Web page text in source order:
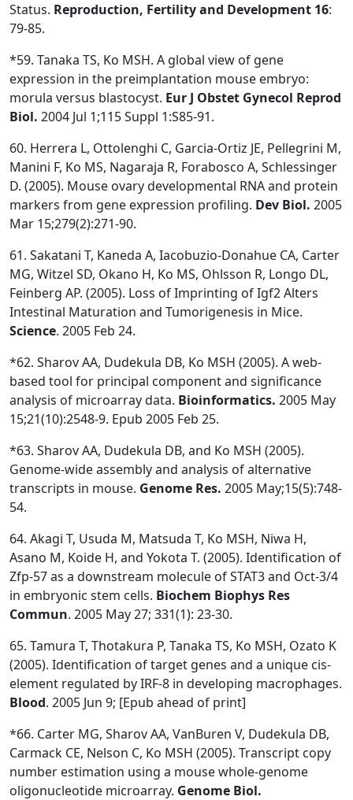
Status. Reproduction, Fertility and Development 16:
79-85.
*59. Tanaka TS, Ko MSH. A global view of gene
expression in the preimplantation mouse embryo:
morula versus blastocyst. Eur J Obstet Gynecol Reprod
Biol. 2004 Jul 1;115 Suppl 1:S85-91.
60. Herrera L, Ottolenghi C, Garcia-Ortiz JE, Pellegrini M,
Manini F, Ko MS, Nagaraja R, Forabosco A, Schlessinger
D. (2005). Mouse ovary developmental RNA and protein
markers from gene expression profiling. Dev Biol. 2005
Mar 15;279(2):271-90.
61. Sakatani T, Kaneda A, Iacobuzio-Donahue CA, Carter
MG, Witzel SD, Okano H, Ko MS, Ohlsson R, Longo DL,
Feinberg AP. (2005). Loss of Imprinting of Igf2 Alters
Intestinal Maturation and Tumorigenesis in Mice.
Science. 2005 Feb 24.
*62. Sharov AA, Dudekula DB, Ko MSH (2005). A web-
based tool for principal component and significance
analysis of microarray data. Bioinformatics. 2005 May
15;21(10):2548-9. Epub 2005 Feb 25.
*63. Sharov AA, Dudekula DB, and Ko MSH (2005).
Genome-wide assembly and analysis of alternative
transcripts in mouse. Genome Res. 2005 May;15(5):748-
54.
64. Akagi T, Usuda M, Matsuda T, Ko MSH, Niwa H,
Asano M, Koide H, and Yokota T. (2005). Identification of
Zfp-57 as a downstream molecule of STAT3 and Oct-3/4
in embryonic stem cells. Biochem Biophys Res
Commun. 2005 May 27; 331(1): 23-30.
65. Tamura T, Thotakura P, Tanaka TS, Ko MSH, Ozato K
(2005). Identification of target genes and a unique cis-
element regulated by IRF-8 in developing macrophages.
Blood. 2005 Jun 9; [Epub ahead of print]
*66. Carter MG, Sharov AA, VanBuren V, Dudekula DB,
Carmack CE, Nelson C, Ko MSH (2005). Transcript copy
number estimation using a mouse whole-genome
oligonucleotide microarray. Genome Biol.